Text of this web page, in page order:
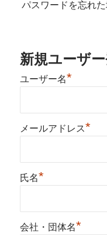
パスワードを忘れ
新規ユーザ
ユーザー名*
メールアドレス*
氏名*
会社・団体名*